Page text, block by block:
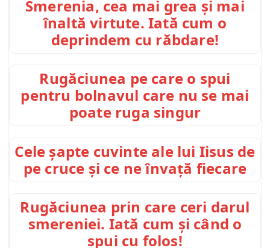
Smerenia, cea mai grea și mai
înaltă virtute. Iată cum o
deprindem cu răbdare!
Rugăciunea pe care o spui
pentru bolnavul care nu se mai
poate ruga singur
Cele șapte cuvinte ale lui Iisus de
pe cruce și ce ne învață fiecare
Rugăciunea prin care ceri darul
smereniei. Iată cum și când o
spui cu folos!